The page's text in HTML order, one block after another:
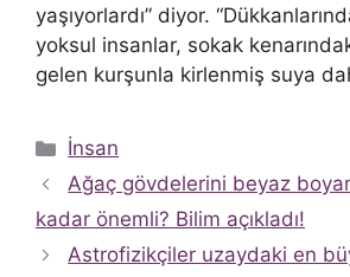
yaşıyorlardı” diyor.
yoksul insanlar, sokak
gelen kurşunla kirlenmiş suya
Kategoriler
İnsan
Ağaç gövdelerini beyaz
kadar önemli? Bilim açıkladı!
Astrofizikçiler uzaydaki en